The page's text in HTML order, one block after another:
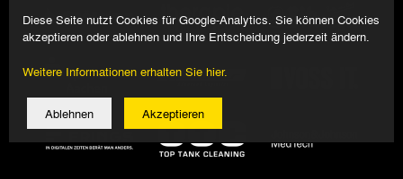
Diese Seite nutzt Cookies für Google-Analytics. Sie können Cookies
akzeptieren oder ablehnen und Ihre Entscheidung jederzeit ändern.
Weitere Informationen erhalten Sie hier.
Ablehnen Akzeptieren